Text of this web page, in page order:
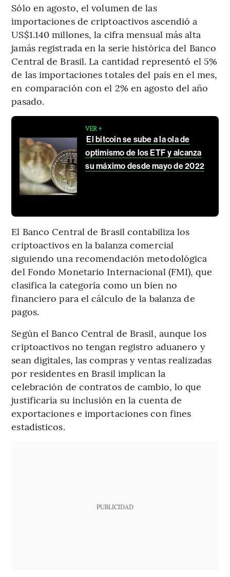
Sólo en agosto, el volumen de las
importaciones de criptoactivos ascendió a
US$1.140 millones, la cifra mensual más alta
jamás registrada en la serie histórica del Banco
Central de Brasil. La cantidad representó el 5%
de las importaciones totales del país en el mes,
en comparación con el 2% en agosto del año
pasado.
VER +
El bitcoin se sube a la ola de
optimismo de los ETF y alcanza
su máximo desde mayo de 2022
El Banco Central de Brasil contabiliza los
criptoactivos en la balanza comercial
siguiendo una recomendación metodológica
del Fondo Monetario Internacional (FMI), que
clasifica la categoría como un bien no
financiero para el cálculo de la balanza de
pagos.
Según el Banco Central de Brasil, aunque los
criptoactivos no tengan registro aduanero y
sean digitales, las compras y ventas realizadas
por residentes en Brasil implican la
celebración de contratos de cambio, lo que
justificaría su inclusión en la cuenta de
exportaciones e importaciones con fines
estadísticos.
PUBLICIDAD